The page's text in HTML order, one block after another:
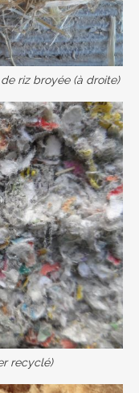
riz broyée (à droite)
recyclé)